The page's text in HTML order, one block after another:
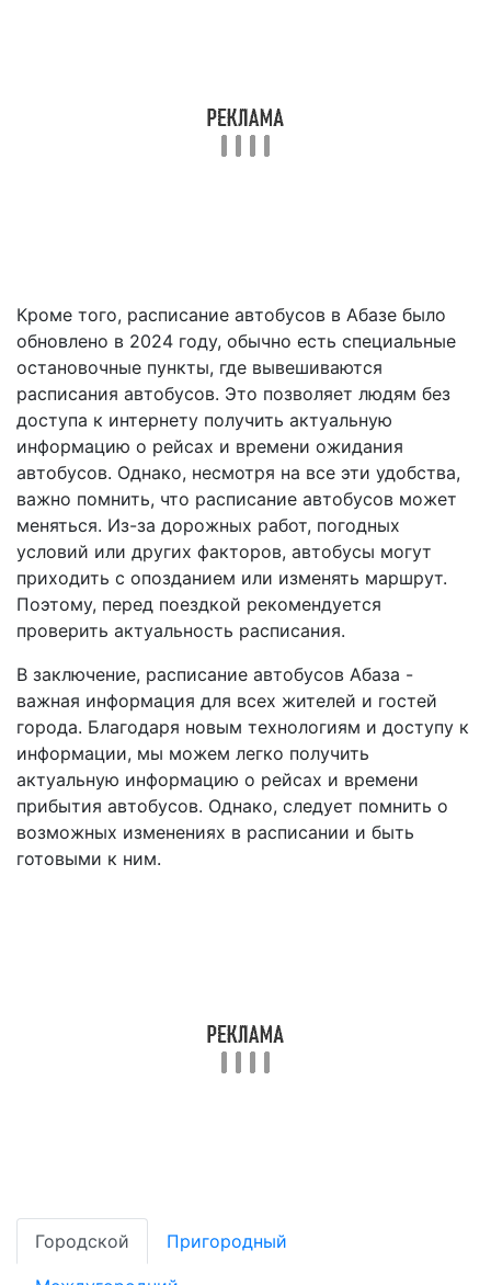
Кроме того, расписание автобусов в Абазе было
обновлено в 2024 году, обычно есть специальные
остановочные пункты, где вывешиваются
расписания автобусов. Это позволяет людям без
доступа к интернету получить актуальную
информацию о рейсах и времени ожидания
автобусов. Однако, несмотря на все эти удобства,
важно помнить, что расписание автобусов может
меняться. Из-за дорожных работ, погодных
условий или других факторов, автобусы могут
приходить с опозданием или изменять маршрут.
Поэтому, перед поездкой рекомендуется
проверить актуальность расписания.
В заключение, расписание автобусов Абаза -
важная информация для всех жителей и гостей
города. Благодаря новым технологиям и доступу к
информации, мы можем легко получить
актуальную информацию о рейсах и времени
прибытия автобусов. Однако, следует помнить о
возможных изменениях в расписании и быть
готовыми к ним.
Городской Пригородный